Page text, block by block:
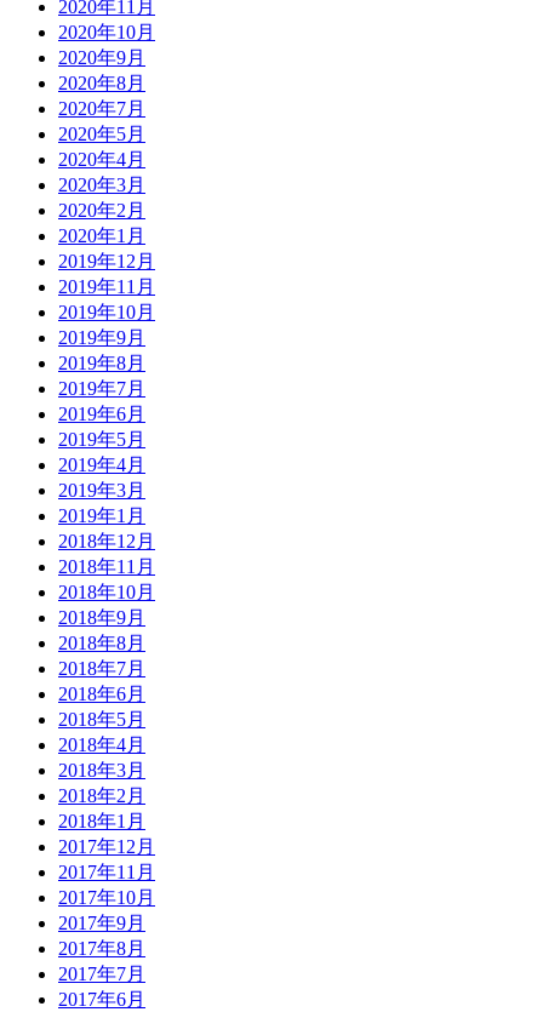
2020年11月
2020年10月
2020年9月
2020年8月
2020年7月
2020年5月
2020年4月
2020年3月
2020年2月
2020年1月
2019年12月
2019年11月
2019年10月
2019年9月
2019年8月
2019年7月
2019年6月
2019年5月
2019年4月
2019年3月
2019年1月
2018年12月
2018年11月
2018年10月
2018年9月
2018年8月
2018年7月
2018年6月
2018年5月
2018年4月
2018年3月
2018年2月
2018年1月
2017年12月
2017年11月
2017年10月
2017年9月
2017年8月
2017年7月
2017年6月